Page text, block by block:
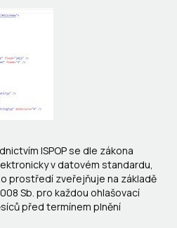
ISPOP se dle zákona
v datovém standardu,
prostředí zveřejňuje na základě
Sb. pro každou ohlašovací
před termínem plnění